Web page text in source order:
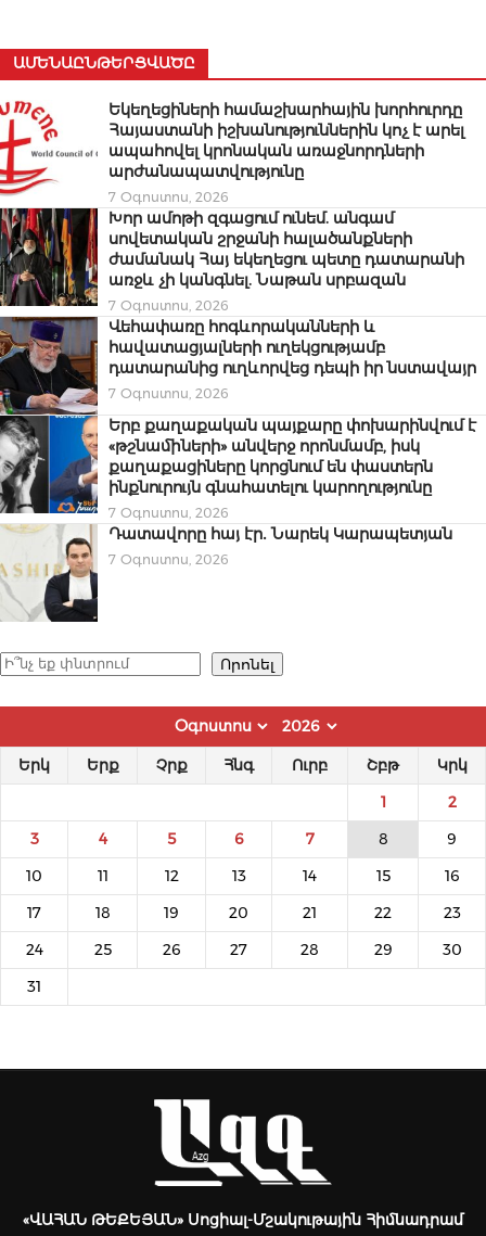
ԱՄԵՆԱԸՆԹԵՐՑՎԱԾԸ
Եկեղեցիների համաշխարհային խորհուրդը
Հայաստանի իշխանություններին կոչ է արել
ապահովել կրոնական առաջնորդների
արժանապատվությունը
7 Օգոստոս, 2026
Խոր ամոթի զգացում ունեմ. անգամ
սովետական շրջանի հալածանքների
ժամանակ Հայ եկեղեցու պետը դատարանի
առջև չի կանգնել. Նաթան սրբազան
7 Օգոստոս, 2026
Վեհափառը հոգևորականների և
հավատացյալների ուղեկցությամբ
դատարանից ուղևորվեց դեպի իր նստավայր
7 Օգոստոս, 2026
Երբ քաղաքական պայքարը փոխարինվում է
«թշնամիների» անվերջ որոնմամբ, իսկ
քաղաքացիները կորցնում են փաստերն
ինքնուրույն գնահատելու կարողությունը
7 Օգոստոս, 2026
Դատավորը հայ էր․ Նարեկ Կարապետյան
7 Օգոստոս, 2026
Որոնել Որոնել
Երկ Երք Չրք Հնգ Ուրբ Շբթ Կրկ
1 2
3 4 5 6 7 8 9
10 11 12 13 14 15 16
17 18 19 20 21 22 23
24 25 26 27 28 29 30
31
«ՎԱՀԱՆ ԹԵՔԵՅԱՆ» Սոցիալ-Մշակութային Հիմնադրամ